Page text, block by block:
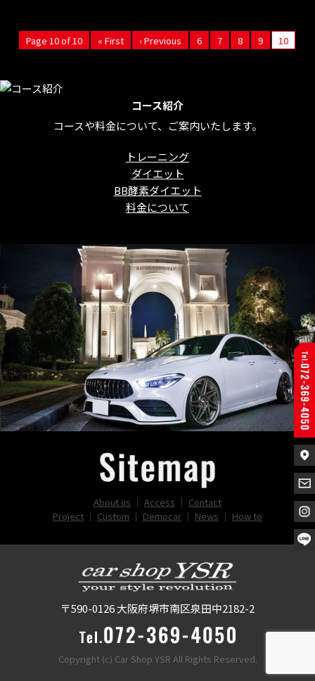
Page 10 of 10 « First ‹ Previous 6 7 8 9 10
コース紹介
コースや料金について、ご案内いたします。
トレーニング
ダイエット
BB酵素ダイエット
料金について
About us ｜ Access ｜ Contact
Project ｜ Custom ｜ Democar ｜ News ｜ How to
〒590-0126 大阪府堺市南区泉田中2182-2
Copyright (c) Car Shop YSR All Rights Reserved.